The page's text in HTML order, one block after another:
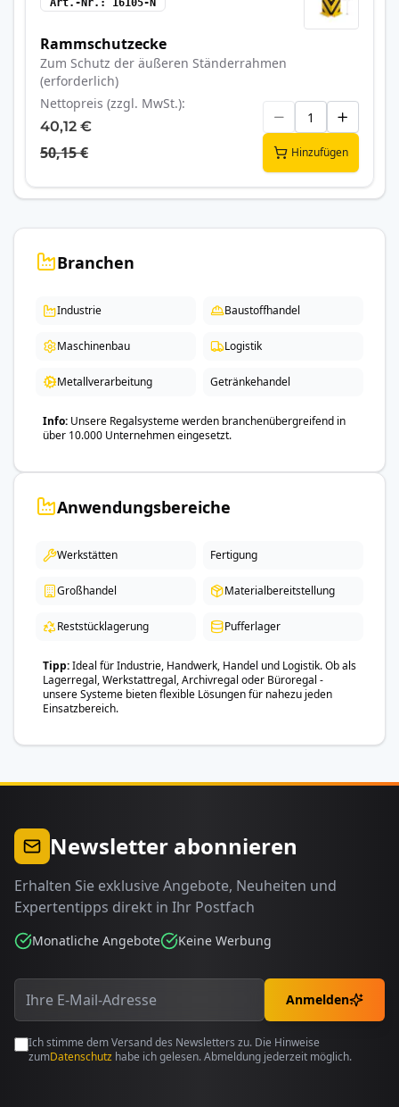
Art.-Nr. 16105-N
Rammschutzecke
Zum Schutz der äußeren Ständerrahmen
(erforderlich)
Nettopreis (zzgl. MwSt.)
40,12 €
50,15 € Hinzufügen
Branchen
Industrie Baustoffhandel
Maschinenbau Logistik
Metallverarbeitung Getränkehandel
Info Unsere Regalsysteme werden branchenübergreifend in
über 10.000 Unternehmen eingesetzt.
Anwendungsbereiche
Werkstätten Fertigung
Großhandel Materialbereitstellung
Reststücklagerung Pufferlager
Tipp Ideal für Industrie, Handwerk, Handel und Logistik. Ob als
Lagerregal, Werkstattregal, Archivregal oder Büroregal -
unsere Systeme bieten flexible Lösungen für nahezu jeden
Einsatzbereich.
Newsletter abonnieren
Erhalten Sie exklusive Angebote, Neuheiten und
Expertentipps direkt in Ihr Postfach
Monatliche Angebote Keine Werbung
Anmelden
Ich stimme dem Versand des Newsletters zu. Die Hinweise
zumDatenschutz habe ich gelesen. Abmeldung jederzeit möglich.